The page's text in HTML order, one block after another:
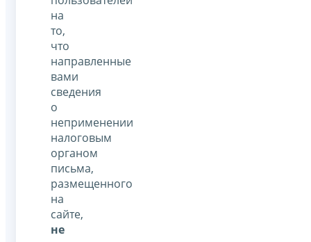
на
то,
что
направленные
вами
сведения
о
неприменении
налоговым
органом
письма,
размещенного
на
сайте,
не